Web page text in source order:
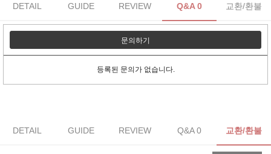
DETAIL GUIDE REVIEW Q&A 0 교환/환불
문의하기
등록된 문의가 없습니다.
DETAIL GUIDE REVIEW Q&A 0 교환/환불